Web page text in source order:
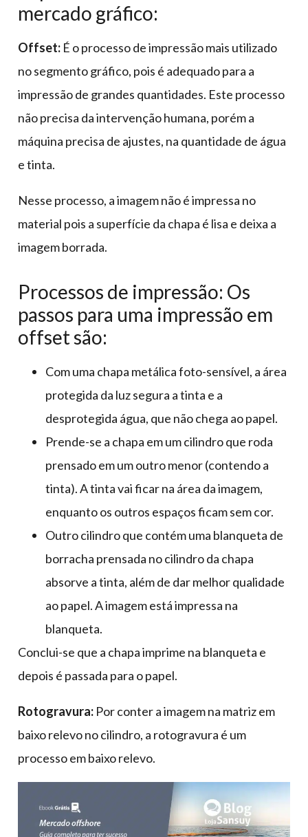
mercado gráfico:
Offset: É o processo de impressão mais utilizado
no segmento gráfico, pois é adequado para a
impressão de grandes quantidades. Este processo
não precisa da intervenção humana, porém a
máquina precisa de ajustes, na quantidade de água
e tinta.
Nesse processo, a imagem não é impressa no
material pois a superfície da chapa é lisa e deixa a
imagem borrada.
Processos de impressão: Os
passos para uma impressão em
offset são:
Com uma chapa metálica foto-sensível, a área
protegida da luz segura a tinta e a
desprotegida água, que não chega ao papel.
Prende-se a chapa em um cilindro que roda
prensado em um outro menor (contendo a
tinta). A tinta vai ficar na área da imagem,
enquanto os outros espaços ficam sem cor.
Outro cilindro que contém uma blanqueta de
borracha prensada no cilindro da chapa
absorve a tinta, além de dar melhor qualidade
ao papel. A imagem está impressa na
blanqueta.
Conclui-se que a chapa imprime na blanqueta e
depois é passada para o papel.
Rotogravura: Por conter a imagem na matriz em
baixo relevo no cilindro, a rotogravura é um
processo em baixo relevo.